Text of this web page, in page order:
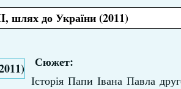
шлях до України (2011)
Сюжет:
Історія Папи Івана Павла